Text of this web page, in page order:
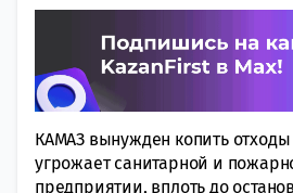
КАМАЗ вынужден копить отходы
угрожает санитарной и
предприятии, вплоть до